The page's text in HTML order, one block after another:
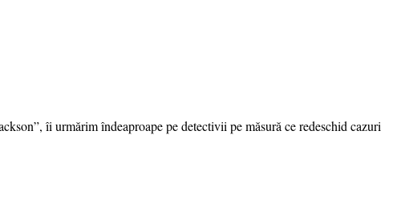
îi urmărim îndeaproape pe detectivii pe măsură ce redeschid cazuri